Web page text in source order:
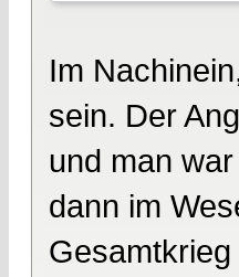
Im
sein. Der
und man
dann im